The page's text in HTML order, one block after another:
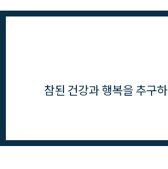
참된 건강과 행복을 추구